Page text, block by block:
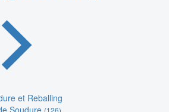
et Reballing
Soudure (126)